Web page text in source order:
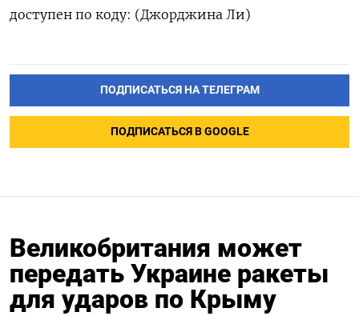
доступен по коду: (Джорджина Ли)
ПОДПИСАТЬСЯ НА ТЕЛЕГРАМ
ПОДПИСАТЬСЯ В GOOGLE
Великобритания может
передать Украине ракеты
для ударов по Крыму